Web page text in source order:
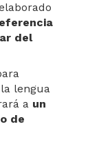
del
lengua
a un
de